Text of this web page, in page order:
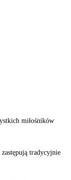
miłośników
tradycyjnie